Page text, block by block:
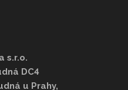
s.r.o.
DC4
u Prahy,